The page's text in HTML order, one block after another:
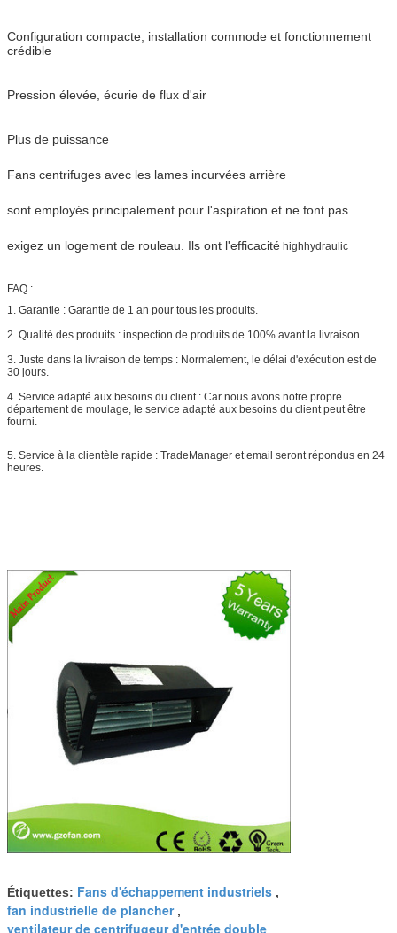
Configuration compacte, installation commode et fonctionnement
crédible
Pression élevée, écurie de flux d'air
Plus de puissance
Fans centrifuges avec les lames incurvées arrière
sont employés principalement pour l'aspiration et ne font pas
exigez un logement de rouleau. Ils ont l'efficacité highhydraulic
FAQ :
1. Garantie : Garantie de 1 an pour tous les produits.
2. Qualité des produits : inspection de produits de 100% avant la livraison.
3. Juste dans la livraison de temps : Normalement, le délai d'exécution est de
30 jours.
4. Service adapté aux besoins du client : Car nous avons notre propre
département de moulage, le service adapté aux besoins du client peut être
fourni.
5. Service à la clientèle rapide : TradeManager et email seront répondus en 24
heures.
Étiquettes: Fans d'échappement industriels ,
fan industrielle de plancher,
ventilateur de centrifugeur d'entrée double